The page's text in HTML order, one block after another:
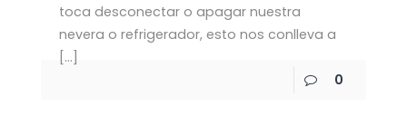
toca desconectar o apagar nuestra
nevera o refrigerador, esto nos conlleva a
[…]
0